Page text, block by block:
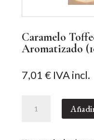
Caramelo
Aromatizado
7,01 € IVA incl.
Toffee,